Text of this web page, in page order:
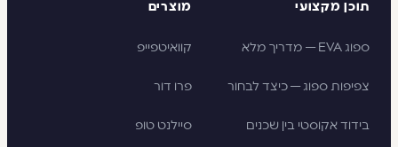
מוצרים
קוואיטפייפ
פרו דור
סיילנט טופ
תוכן מקצועי
ספוג EVA — מדריך מלא
צפיפות ספוג — כיצד לבחור
בידוד אקוסטי בין שכנים